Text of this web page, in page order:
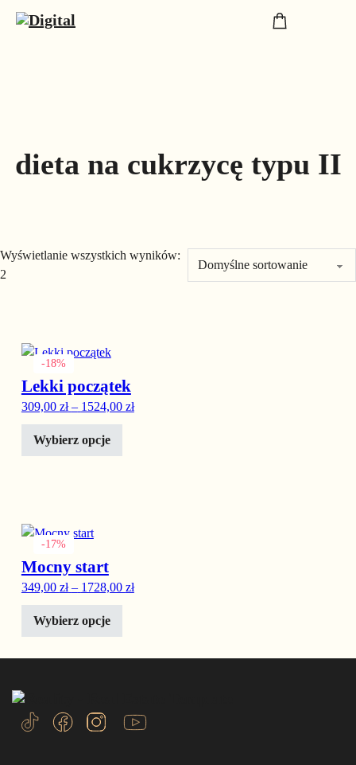
dieta na cukrzycę typu II
Wyświetlanie wszystkich wyników:
2
-18%
Lekki początek
309,00 zł – 1524,00 złZakres cen: od 309,00 zł do 1524,00 zł
Wybierz opcje
Ten produkt ma wiele wariantów. Opcje można wybrać na stronie
-17%
Mocny start
349,00 zł – 1728,00 złZakres cen: od 349,00 zł do 1728,00 zł
Wybierz opcje
Ten produkt ma wiele wariantów. Opcje można wybrać na stronie